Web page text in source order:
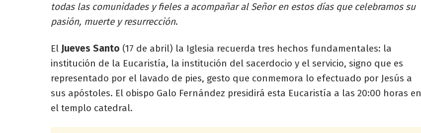
todas las comunidades y fieles a acompañar al Señoren estos días que celebramos su
pasión, muerte y resurrección.
El Jueves Santo (17 de abril) la Iglesia recuerda tres hechos fundamentales: la
institución de la Eucaristía, la institución del sacerdocio y el servicio, signo que es
representado por el lavado de pies, gesto que conmemora lo efectuado por Jesús a
sus apóstoles. El obispo Galo Fernández presidirá esta Eucaristía a las 20:00 horas en
el templo catedral.